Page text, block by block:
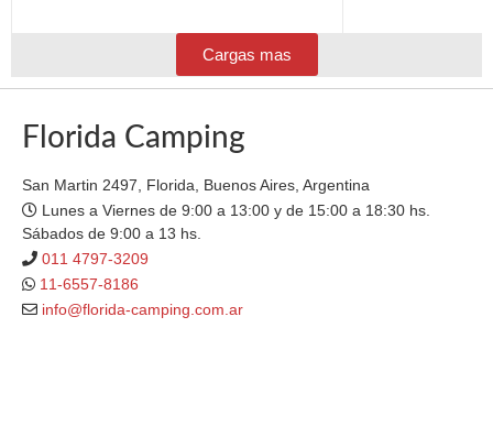
Cargas mas
Florida Camping
San Martin 2497, Florida, Buenos Aires, Argentina
Lunes a Viernes de 9:00 a 13:00 y de 15:00 a 18:30 hs.
Sábados de 9:00 a 13 hs.
011 4797-3209
11-6557-8186
info@florida-camping.com.ar